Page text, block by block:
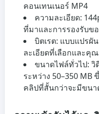
คอนเทนเนอร์ MP4
ความละเอียด:
ที่มาและการรองรับข
บิตเรต: แบบแปรผั
ละเอียดที่เลือกและคุ
ขนาดไฟล์ทั่วไป: วิ
ระหว่าง 50–350 MB
คลิปที่สั้นกว่าจะมีขนา